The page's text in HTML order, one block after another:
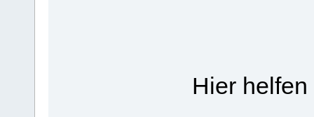
Hier